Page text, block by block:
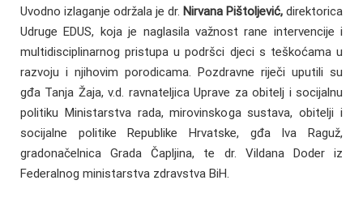
Uvodno izlaganje održala je dr. Nirvana Pištoljević, direktorica
Udruge EDUS, koja je naglasila važnost rane intervencije i
multidisciplinarnog pristupa u podršci djeci s teškoćama u
razvoju i njihovim porodicama. Pozdravne riječi uputili su
gđa Tanja Žaja, v.d. ravnateljica Uprave za obitelj i socijalnu
politiku Ministarstva rada, mirovinskoga sustava, obitelji i
socijalne politike Republike Hrvatske, gđa Iva Raguž,
gradonačelnica Grada Čapljina, te dr. Vildana Doder iz
Federalnog ministarstva zdravstva BiH.